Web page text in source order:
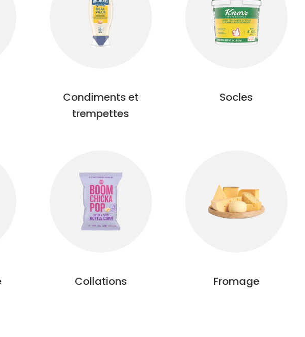
Condiments et
trempettes
Socles
Collations Fromage